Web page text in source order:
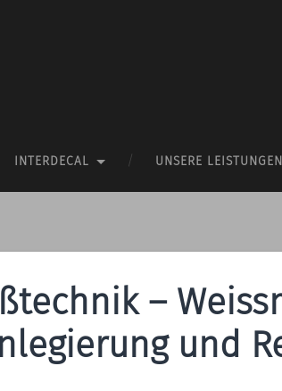
INTERDECAL UNSERE LEISTUNGEN
–
und